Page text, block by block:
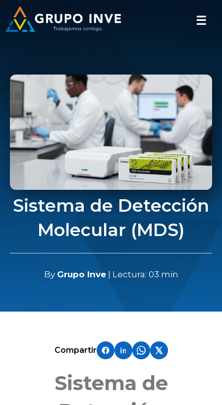
☰
Sistema de Detección
Molecular (MDS)
By Grupo Inve| Lectura: 03 min
Compartir
Sistema de